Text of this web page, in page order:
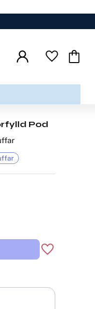
Pod
Lägg till i